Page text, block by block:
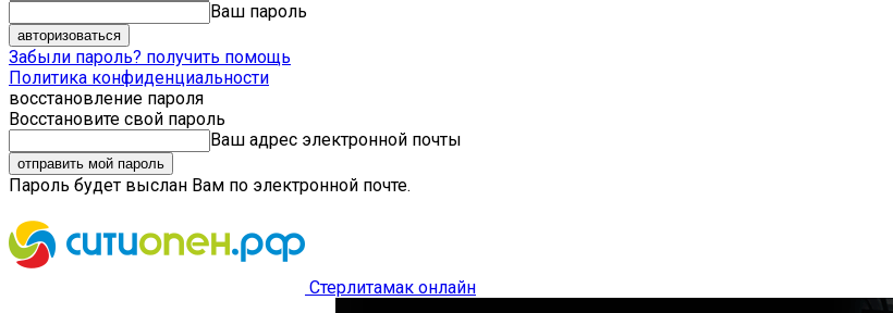
Ваш пароль
Забыли пароль? получить помощь
Политика конфиденциальности
восстановление пароля
Восстановите свой пароль
Ваш адрес электронной почты
Пароль будет выслан Вам по электронной почте.
Стерлитамак онлайн